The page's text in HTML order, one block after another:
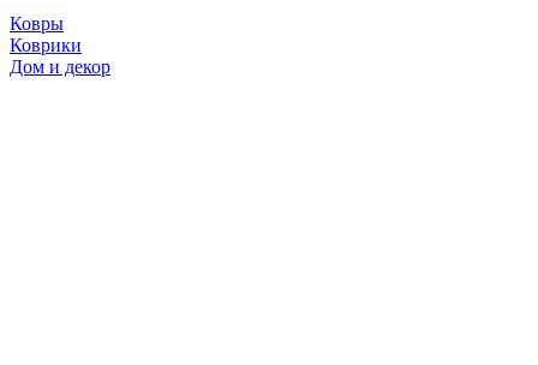
Ковры
Коврики
Дом и декор